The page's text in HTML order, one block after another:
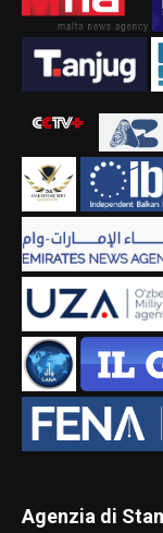
Agenzia di